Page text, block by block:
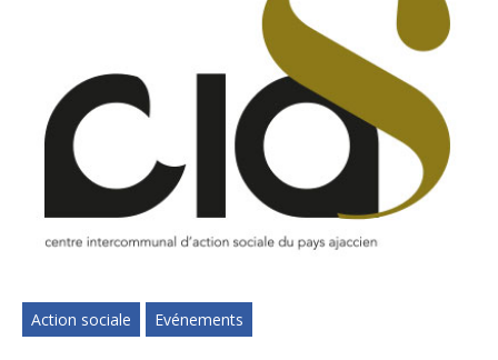
Action sociale Evénements